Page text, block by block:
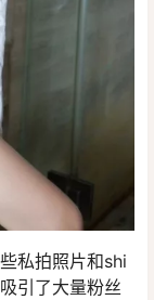
私拍照片和shi
引了大量粉丝